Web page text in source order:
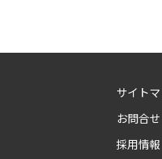
サイト
お問合せ
採用情報